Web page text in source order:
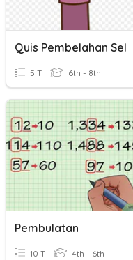
Quis Pembelahan Sel
5 T 6th - 8th
Pembulatan
10 T 4th - 6th